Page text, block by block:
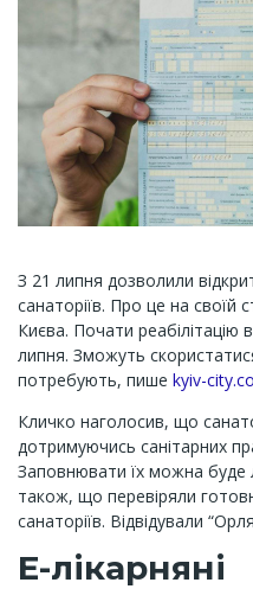
З 21 липня дозволили
санаторіїв. Про це на своїй
Києва. Почати
липня. Зможуть
потребують, пише kyiv-
Кличко наголосив, що
дотримуючись санітарних
Заповнювати їх можна буде
також, що перевіряли
санаторіїв. Відвідували
Е-лікарняні